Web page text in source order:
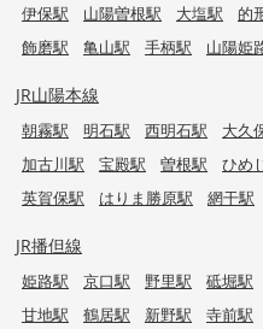
伊保駅
山陽曽根駅 大塩駅 的
飾磨駅
亀山駅 手柄駅 山陽姫
JR山陽本線
朝霧駅 明石駅 西明石駅 大久
加古川駅
宝殿駅 曽根駅 ひめ
英賀保駅
はりま勝原駅 網干駅
JR播但線
姫路駅 京口駅 野里駅 砥堀駅
甘地駅
鶴居駅 新野駅 寺前駅